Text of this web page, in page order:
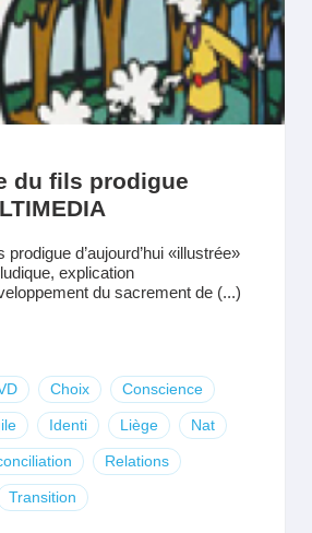
du fils prodigue
prodigue d’aujourd’hui «illustrée»
explication
du sacrement de (...)
Choix Conscience
Identi Liège Nat
Relations
Transition